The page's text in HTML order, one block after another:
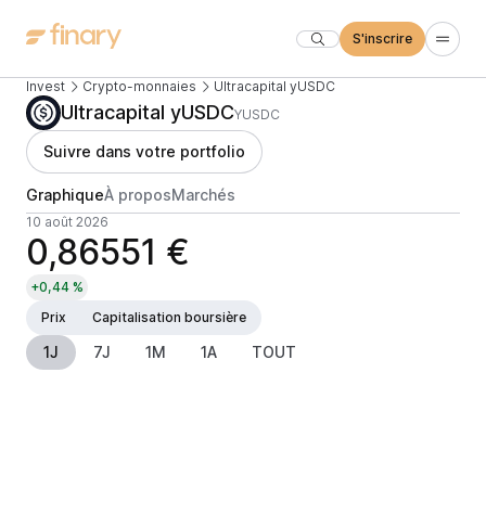
S'inscrire
Invest Crypto-monnaies Ultracapital yUSDC
Ultracapital yUSDCYUSDC
Suivre dans votre portfolio
GraphiqueÀ proposMarchés
10 août 2026
0,86551 €
+0,44 %
Prix
Capitalisation boursière
1J 7J 1M 1A TOUT